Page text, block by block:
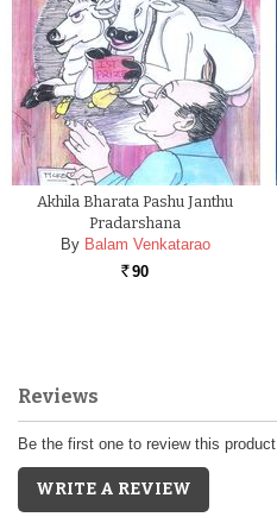
Akhila Bharata Pashu Janthu
Pradarshana
By Balam Venkatarao
Rs. 90
Reviews
Be the first one to review this product
WRITE A REVIEW